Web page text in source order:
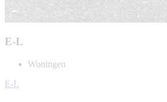
E-L
Woningen
E-L